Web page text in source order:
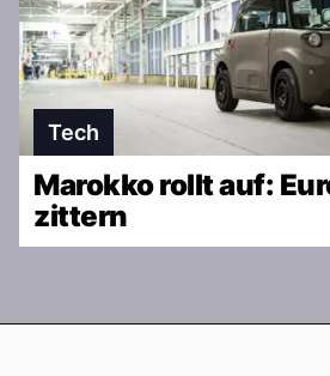
Tech
Marokko rollt auf:
zittern